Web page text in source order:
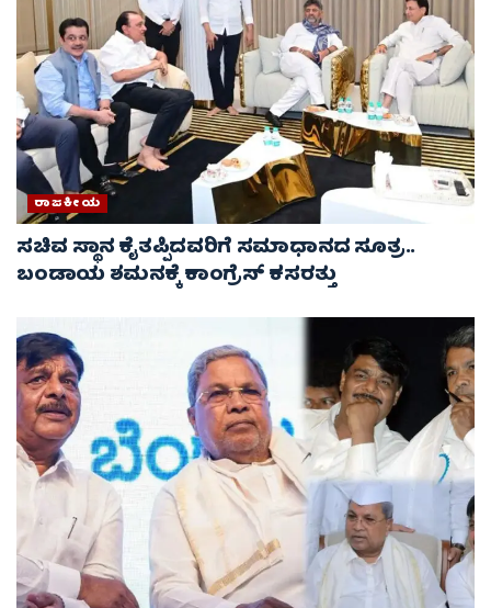
ರಾಜಕೀಯ
ಸಚಿವ ಸ್ಥಾನ ಕೈತಪ್ಪಿದವರಿಗೆ ಸಮಾಧಾನದ ಸೂತ್ರ..
ಬಂಡಾಯ ಶಮನಕ್ಕೆ ಕಾಂಗ್ರೆಸ್ ಕಸರತ್ತು